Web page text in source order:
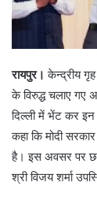
रायपुर। केन्द्रीय
के विरुद्ध चलाए गए
दिल्ली में भेंट कर
कहा कि मोदी
है। इस अवसर पर
श्री विजय शर्मा